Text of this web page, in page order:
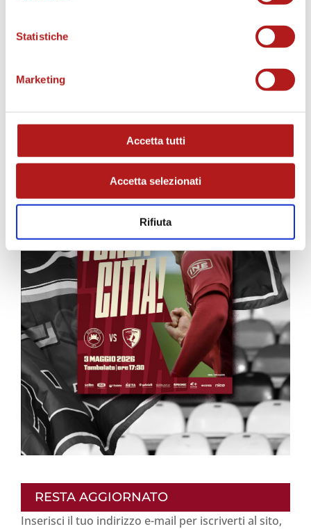
Statistiche
Marketing
Accetta tutti
Accetta selezionati
Rifiuta
RESTA AGGIORNATO
Inserisci il tuo indirizzo e-mail per iscriverti al sito,